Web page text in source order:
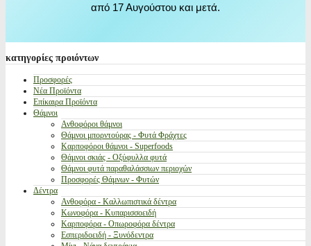
από 17 Αυγούστου και μετά.
κατηγορίες προιόντων
Προσφορές
Νέα Προϊόντα
Επίκαιρα Προϊόντα
Θάμνοι
Ανθοφόροι θάμνοι
Θάμνοι μπορντούρας - Φυτά Φράχτες
Καρποφόροι θάμνοι - Superfoods
Θάμνοι σκιάς - Οξύφυλλα φυτά
Θάμνοι φυτά παραθαλάσσιων περιοχών
Προσφορές Θάμνων - Φυτών
Δέντρα
Ανθοφόρα - Καλλωπιστικά δέντρα
Κωνοφόρα - Κυπαρισσοειδή
Καρποφόρα - Οπωροφόρα δέντρα
Εσπεριδοειδή - Ξυνόδεντρα